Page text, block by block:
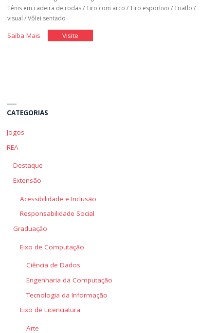
Tênis em cadeira de rodas/Tiro com arco /Tiro esportivo /Triatlo /
visual /Vôlei sentado
Saiba Mais"HistóriaVisite"História
CATEGORIAS
Jogos
REA
Destaque
Extensão
Acessibilidade e Inclusão
Responsabilidade Social
Graduação
Eixo de Computação
Ciência de Dados
Engenharia da Computação
Tecnologia da Informação
Eixo de Licenciatura
Arte